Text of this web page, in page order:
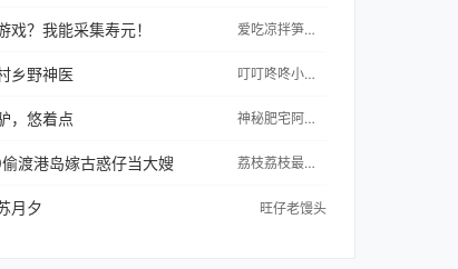
戏？我能采集寿元！ 爱吃凉拌笋丝的苍龙
乡野神医 叮叮咚咚小別物
，悠着点 神秘肥宅阿白白
渡港岛嫁古惑仔当大嫂 荔枝荔枝最爱荔枝
月夕 旺仔老馒头